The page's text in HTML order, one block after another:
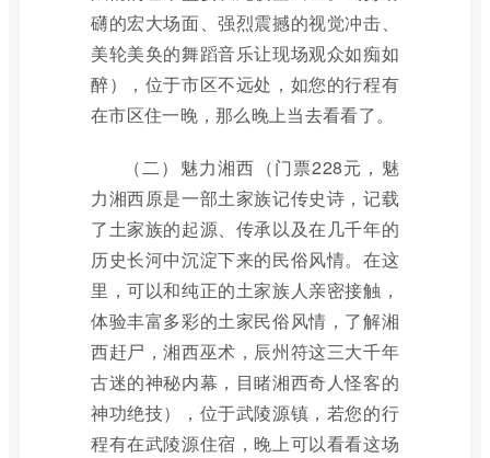
礴的宏大场面、强烈震撼的视觉冲击、
美轮美奂的舞蹈音乐让现场观众如痴如
醉），位于市区不远处，如您的行程有
在市区住一晚，那么晚上当去看看了。
（二）魅力湘西（门票228元，魅
力湘西原是一部土家族记传史诗，记载
了土家族的起源、传承以及在几千年的
历史长河中沉淀下来的民俗风情。在这
里，可以和纯正的土家族人亲密接触，
体验丰富多彩的土家民俗风情，了解湘
西赶尸，湘西巫术，辰州符这三大千年
古迷的神秘内幕，目睹湘西奇人怪客的
神功绝技），位于武陵源镇，若您的行
程有在武陵源住宿，晚上可以看看这场